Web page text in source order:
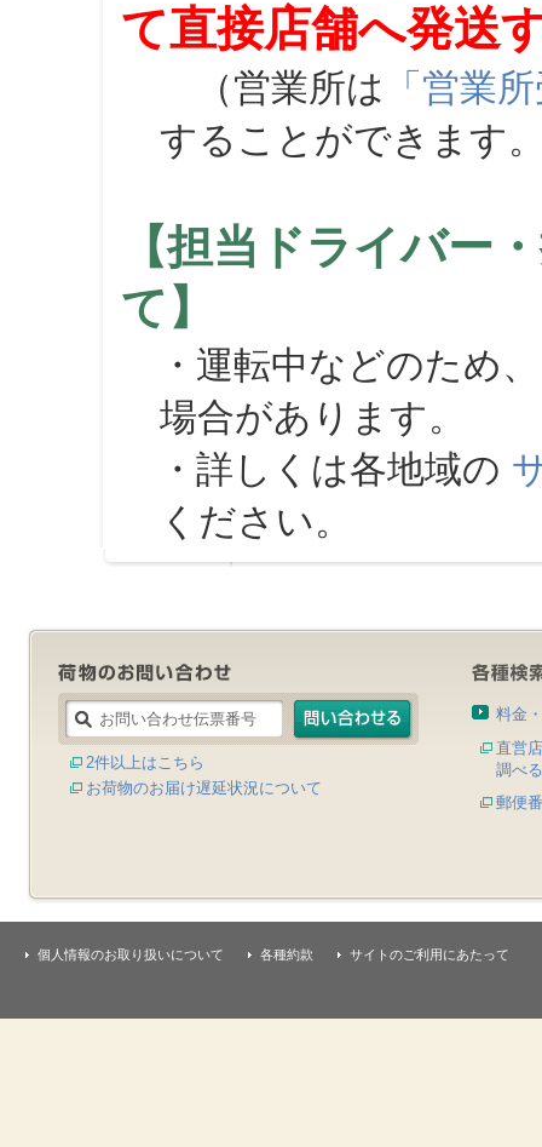
て直接店舗へ発送
（営業所は 「営業
することができます
【担当ドライバー
て】
・運転中などのため
場合があります。
・詳しくは各地域の
ください。
2件以上はこちら
お荷物のお届け遅延状況について
料金
直営
調べる
郵便
個人情報のお取り扱いについて 各種約款 サイトのご利用にあたって